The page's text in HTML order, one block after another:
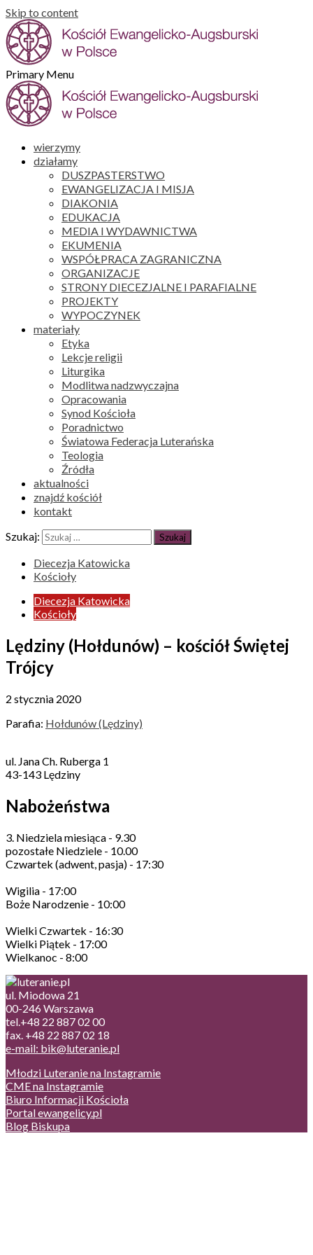
Skip to content
Primary Menu
wierzymy
działamy
DUSZPASTERSTWO
EWANGELIZACJA I MISJA
DIAKONIA
EDUKACJA
MEDIA I WYDAWNICTWA
EKUMENIA
WSPÓŁPRACA ZAGRANICZNA
ORGANIZACJE
STRONY DIECEZJALNE I PARAFIALNE
PROJEKTY
WYPOCZYNEK
materiały
Etyka
Lekcje religii
Liturgika
Modlitwa nadzwyczajna
Opracowania
Synod Kościoła
Poradnictwo
Światowa Federacja Luterańska
Teologia
Źródła
aktualności
znajdź kościół
kontakt
Szukaj:
Diecezja Katowicka
Kościoły
Diecezja Katowicka
Kościoły
Lędziny (Hołdunów) – kościół Świętej
Trójcy
2 stycznia 2020
Parafia: Hołdunów (Lędziny)
ul. Jana Ch. Ruberga 1
43-143 Lędziny
Nabożeństwa
3. Niedziela miesiąca - 9.30
pozostałe Niedziele - 10.00
Czwartek (adwent, pasja) - 17:30
Wigilia - 17:00
Boże Narodzenie - 10:00
Wielki Czwartek - 16:30
Wielki Piątek - 17:00
Wielkanoc - 8:00
ul. Miodowa 21
00-246 Warszawa
tel.+48 22 887 02 00
fax. +48 22 887 02 18
e-mail: bik@luteranie.pl
Młodzi Luteranie na Instagramie
CME na Instagramie
Biuro Informacji Kościoła
Portal ewangelicy.pl
Blog Biskupa